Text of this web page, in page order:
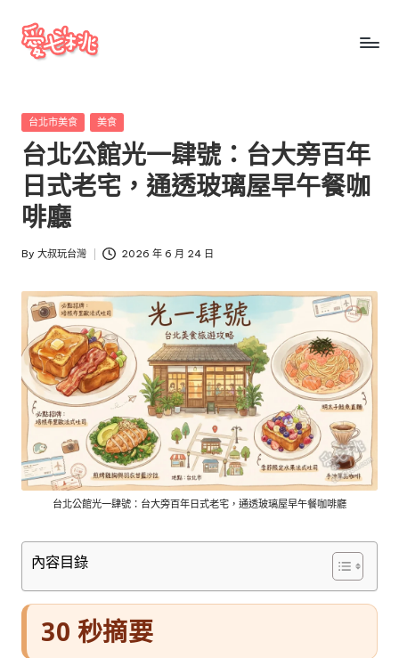
Skip
七
桃
玩
台
灣
桃
玩
台
灣
把
全
景
美
食、
交
通、
停
車
順
遊
資
理
成
清
楚
懂
Posted
台北市美食 美食
台北公館光一肆號：台大旁百年
日式老宅，通透玻璃屋早午餐咖
啡廳
Posted
By 大叔玩台灣 2026 年 6 月 24 日
台北公館光一肆號：台大旁百年日式老宅，通透玻璃屋早午餐咖啡廳
內容目錄
30 秒摘要